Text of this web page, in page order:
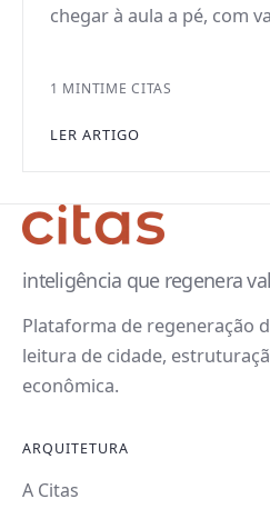
chegar à aula a pé, com
1 MINTIME CITAS
LER ARTIGO
inteligência que regenera
Plataforma de regeneração
leitura de cidade,
econômica.
ARQUITETURA
A Citas